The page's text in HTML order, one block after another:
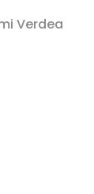
Verdea